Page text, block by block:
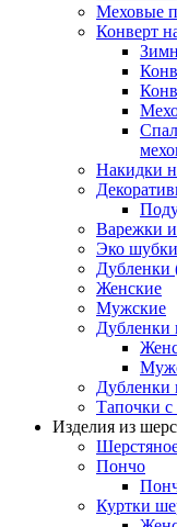
Меховые
Конверт
Накидки
Варежки
Эко шубки
Дубленки
Женские
Мужские
Дубленки
Дубленки
Тапочки с
Изделия из
Пончо
Куртки